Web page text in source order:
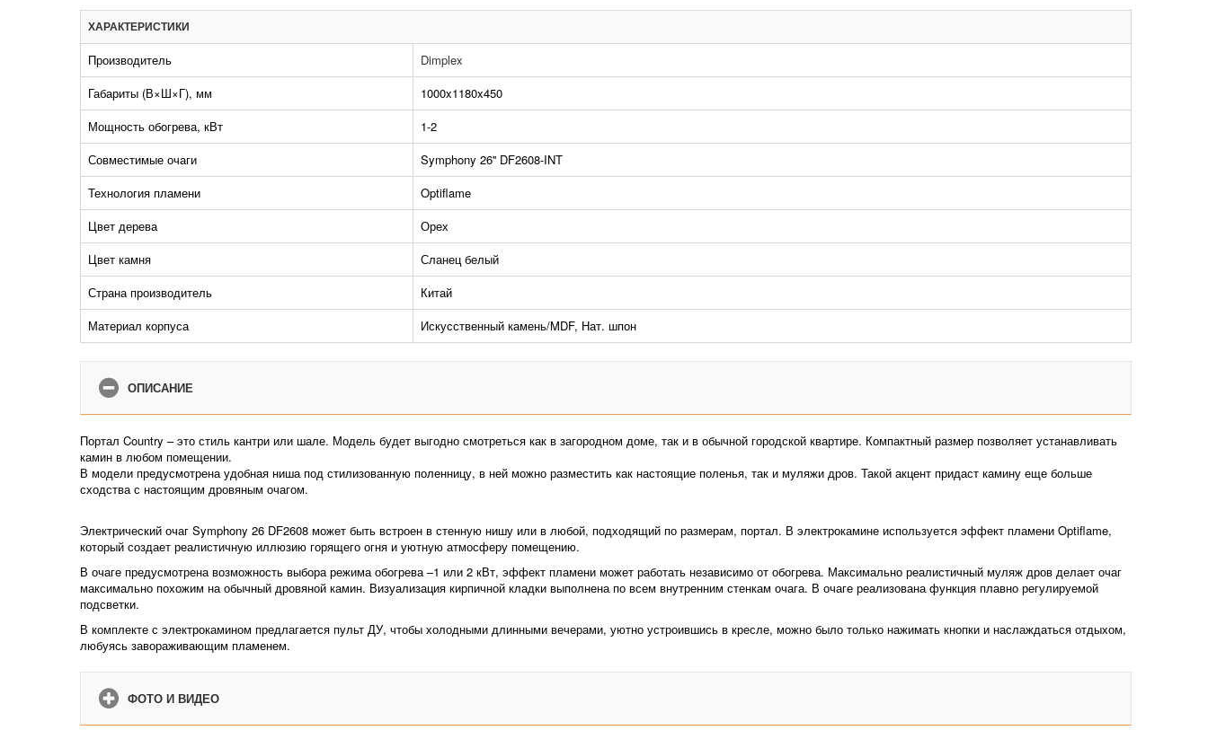
ХАРАКТЕРИСТИКИ
Производитель
Dimplex
Габариты (В×Ш×Г), мм
1000x1180x450
Мощность обогрева, кВт
1-2
Совместимые очаги
Symphony 26'' DF2608-INT
Технология пламени
Optiflame
Цвет дерева
Орех
Цвет камня
Сланец белый
Страна производитель
Китай
Материал корпуса
Искусственный камень/MDF, Нат. шпон
ОПИСАНИЕ
Портал Country – это стиль кантри или шале. Модель будет выгодно смотреться как в загородном доме, так и в обычной городской квартире. Компактный размер позволяет устанавливать
камин в любом помещении.
В модели предусмотрена удобная ниша под стилизованную поленницу, в ней можно разместить как настоящие поленья, так и муляжи дров. Такой акцент придаст камину еще больше
сходства с настоящим дровяным очагом.
Электрический очаг Symphony 26 DF2608 может быть встроен в стенную нишу или в любой, подходящий по размерам, портал. В электрокамине используется эффект пламени Optiflame,
который создает реалистичную иллюзию горящего огня и уютную атмосферу помещению.
В очаге предусмотрена возможность выбора режима обогрева –1 или 2 кВт, эффект пламени может работать независимо от обогрева. Максимально реалистичный муляж дров делает очаг
максимально похожим на обычный дровяной камин. Визуализация кирпичной кладки выполнена по всем внутренним стенкам очага. В очаге реализована функция плавно регулируемой
подсветки.
В комплекте с электрокамином предлагается пульт ДУ, чтобы холодными длинными вечерами, уютно устроившись в кресле, можно было только нажимать кнопки и наслаждаться отдыхом,
любуясь завораживающим пламенем.
ФОТО И ВИДЕО